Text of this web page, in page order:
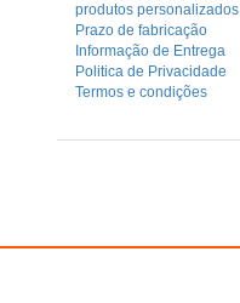
produtos personalizados
Prazo de fabricação
Informação de Entrega
Politica de Privacidade
Termos e condições